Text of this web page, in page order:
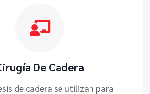
De Cadera
de cadera se utilizan para